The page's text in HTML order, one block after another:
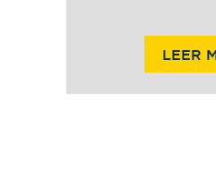
LEER